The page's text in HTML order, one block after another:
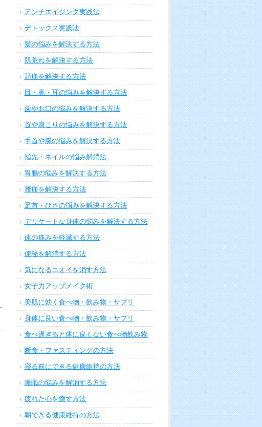
アンチエイジング実践法
デトックス実践法
髪の悩みを解決する方法
肌荒れを解決する方法
頭痛を解決する方法
目・鼻・耳の悩みを解決する方法
歯やお口の悩みを解決する方法
首や肩こりの悩みを解決する方法
手首や腕の悩みを解決する方法
指先・ネイルの悩み解消法
胃腸の悩みを解決する方法
腰痛を解決する方法
足首・ひざの悩みを解決する方法
デリケートな身体の悩みを解決する方法
体の痛みを軽減する方法
便秘を解消する方法
気になるニオイを消す方法
女子力アップメイク術
美肌に効く食べ物・飲み物・サプリ
身体に良い食べ物・飲み物・サプリ
食べ過ぎると体に良くない食べ物飲み物
断食・ファスティングの方法
寝る前にできる健康維持の方法
睡眠の悩みを解消する方法
疲れた心を癒す方法
朝できる健康維持の方法